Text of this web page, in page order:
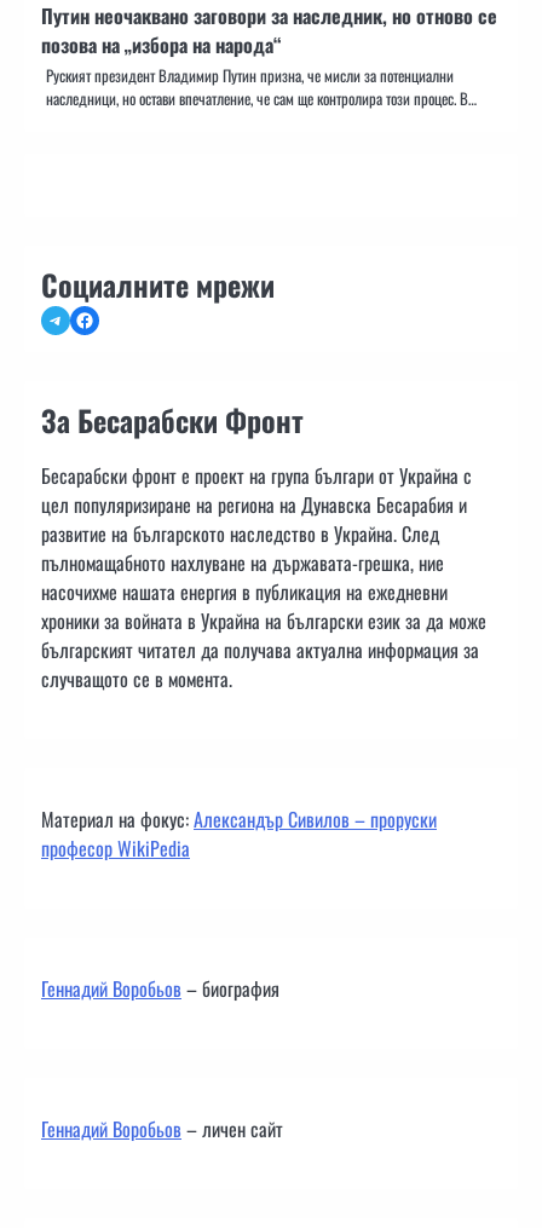
Путин неочаквано заговори за наследник, но отново се
позова на „избора на народа“
Руският президент Владимир Путин призна, че мисли за потенциални
наследници, но остави впечатление, че сам ще контролира този процес. В…
Социалните мрежи
TelegramFacebook
За Бесарабски Фронт
Бесарабски фронт е проект на група българи от Украйна с
цел популяризиране на региона на Дунавска Бесарабия и
развитие на българското наследство в Украйна. След
пълномащабното нахлуване на държавата-грешка, ние
насочихме нашата енергия в публикация на ежедневни
хроники за войната в Украйна на български език за да може
българският читател да получава актуална информация за
случващото се в момента.
Материал на фокус:Александър Сивилов – проруски
професор WikiPedia
Геннадий Воробьов– биография
Геннадий Воробьов– личен сайт